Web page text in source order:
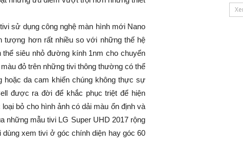
sử dụng công nghệ màn hình mới Nano
tượng hơn rất nhiều so với những thế hệ
siêu nhỏ đường kính 1nm cho chuyển
đỏ trên những tivi thông thường có thể
da cam khiến chúng không thực sự
được ra đời để khắc phục triệt để hiện
bỏ cho hình ảnh có dải màu ổn định và
những mẫu tivi LG Super UHD 2017 rộng
xem tivi ở góc chính diện hay góc 60